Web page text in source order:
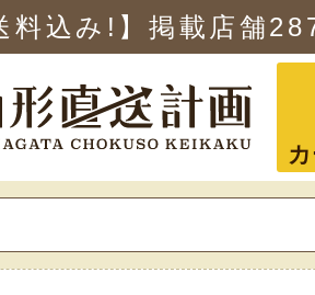
料込み!】掲載店舗